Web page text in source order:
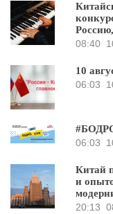
08:40
10
06:03
06:03
Китай
и
20:13